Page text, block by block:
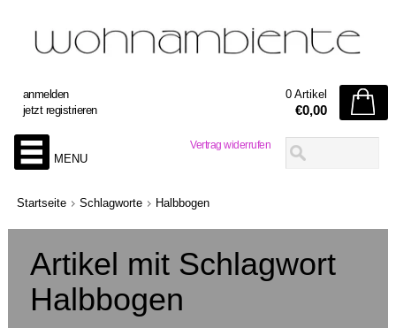
Vertrag widerrufen
anmelden
jetzt registrieren
0 Artikel
€0,00
MENU
Startseite Schlagworte Halbbogen
Artikel mit Schlagwort
Halbbogen